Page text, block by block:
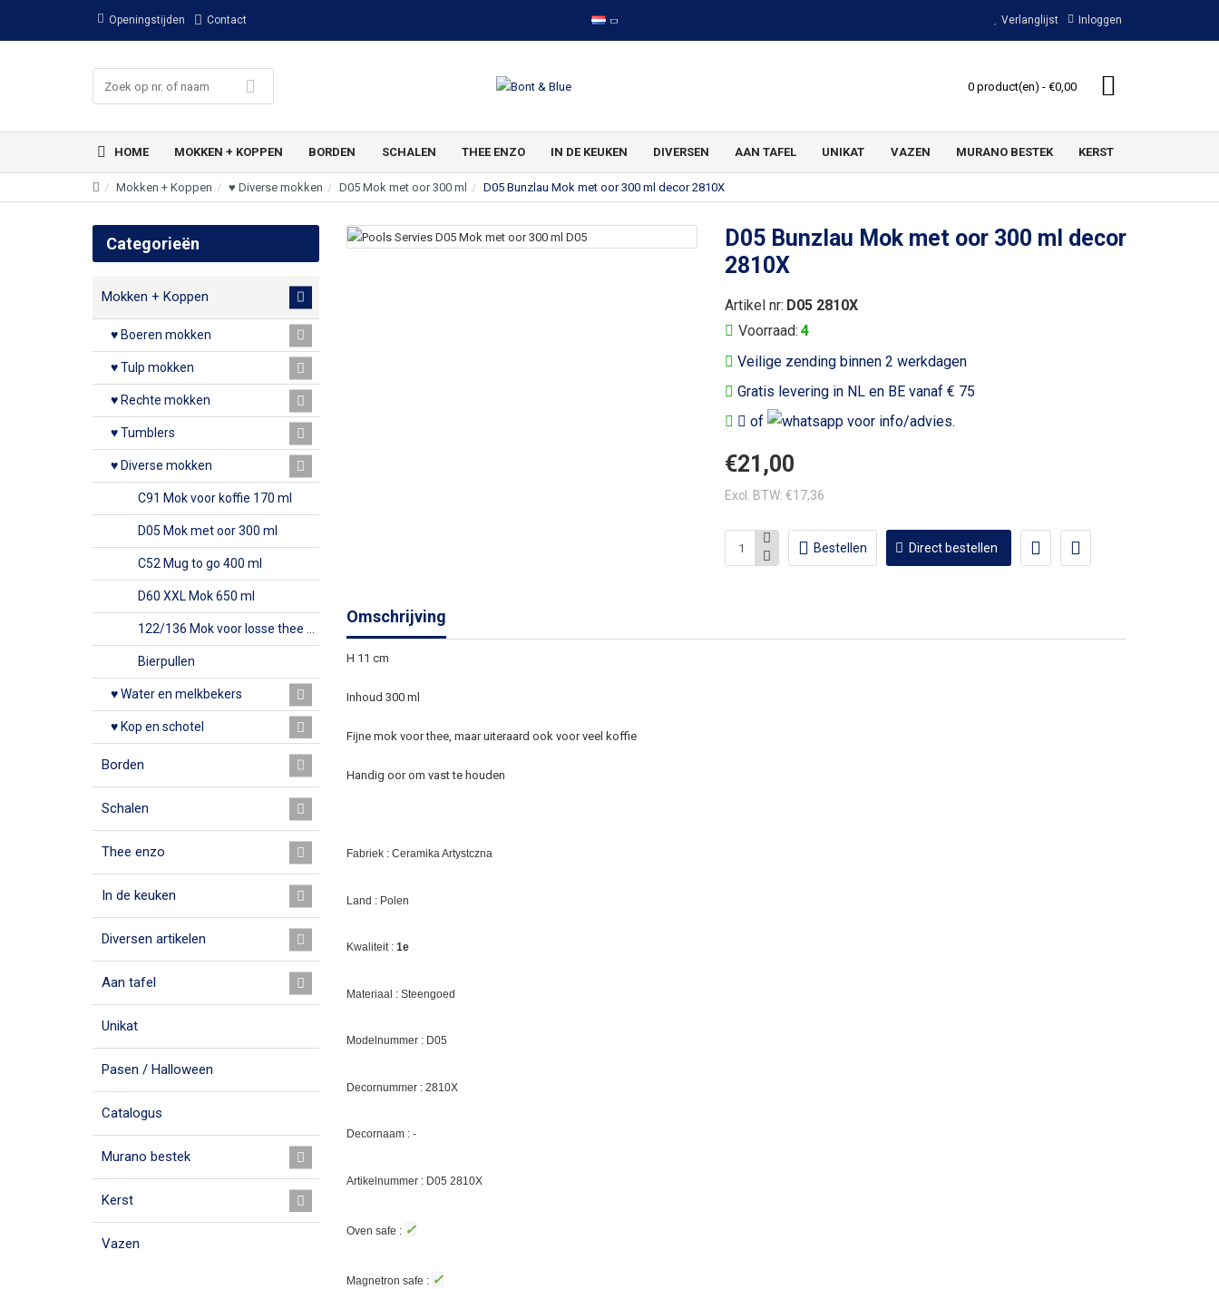
Openingstijden Contact Verlanglijst Inloggen
0 product(en) - €0,00
HOME MOKKEN + KOPPEN BORDEN SCHALEN THEE ENZO IN DE KEUKEN DIVERSEN AAN TAFEL UNIKAT VAZEN MURANO BESTEK KERST
Mokken + Koppen ♥ Diverse mokken D05 Mok met oor 300 ml D05 Bunzlau Mok met oor 300 ml decor 2810X
Categorieën
Mokken + Koppen
♥ Boeren mokken
♥ Tulp mokken
♥ Rechte mokken
♥ Tumblers
♥ Diverse mokken
C91 Mok voor koffie 170 ml
D05 Mok met oor 300 ml
C52 Mug to go 400 ml
D60 XXL Mok 650 ml
Bierpullen
♥ Water en melkbekers
♥ Kop en schotel
Borden
Schalen
Thee enzo
In de keuken
Diversen artikelen
Aan tafel
Unikat
Pasen / Halloween
Catalogus
Murano bestek
Kerst
Vazen
D05 Bunzlau Mok met oor 300 ml decor
2810X
Veilige zending binnen 2 werkdagen
Gratis levering in NL en BE vanaf € 75
of
voor info/advies.
Voorraad: 4
Artikel nr: D05 2810X
€21,00
Excl. BTW: €17,36
Bestellen Direct bestellen
Omschrijving
H 11 cm
Inhoud 300 ml
Fijne mok voor thee, maar uiteraard ook voor veel koffie
Handig oor om vast te houden
Fabriek : Ceramika Artystczna
Land : Polen
Kwaliteit : 1e
Materiaal : Steengoed
Modelnummer : D05
Decornummer : 2810X
Decornaam : -
Artikelnummer : D05 2810X
Oven safe : ✓
Magnetron safe : ✓